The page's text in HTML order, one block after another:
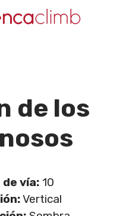
de los
de vía: 10
Vertical